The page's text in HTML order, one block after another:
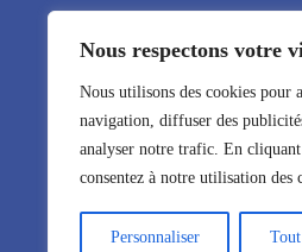
Nous respectons votre
Nous utilisons des cookies pour
navigation, diffuser des
analyser notre trafic. En
consentez à notre utilisation des
Personnaliser